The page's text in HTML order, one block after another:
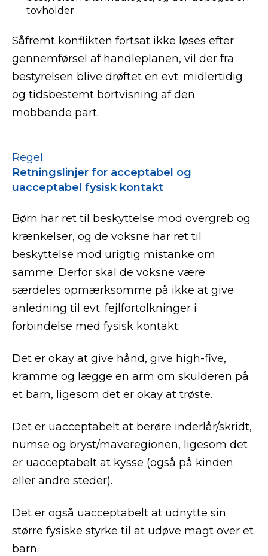
tovholder.
Såfremt konflikten fortsat ikke løses efter
gennemførsel af handleplanen, vil der fra
bestyrelsen blive drøftet en evt. midlertidig
og tidsbestemt bortvisning af den
mobbende part.
Regel:
Retningslinjer for acceptabel og
uacceptabel fysisk kontakt
Børn har ret til beskyttelse mod overgreb og
krænkelser, og de voksne har ret til
beskyttelse mod urigtig mistanke om
samme. Derfor skal de voksne være
særdeles opmærksomme på ikke at give
anledning til evt. fejlfortolkninger i
forbindelse med fysisk kontakt.
Det er okay at give hånd, give high-five,
kramme og lægge en arm om skulderen på
et barn, ligesom det er okay at trøste.
Det er uacceptabelt at berøre inderlår/skridt,
numse og bryst/maveregionen, ligesom det
er uacceptabelt at kysse (også på kinden
eller andre steder).
Det er også uacceptabelt at udnytte sin
større fysiske styrke til at udøve magt over et
barn.